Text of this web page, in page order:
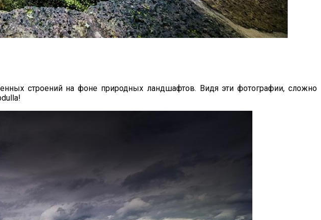
строений на фоне природных ландшафтов. Видя эти фотографии, сложно